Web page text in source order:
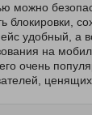
можно
блокировки,
удобный, а
на
очень
ценящих